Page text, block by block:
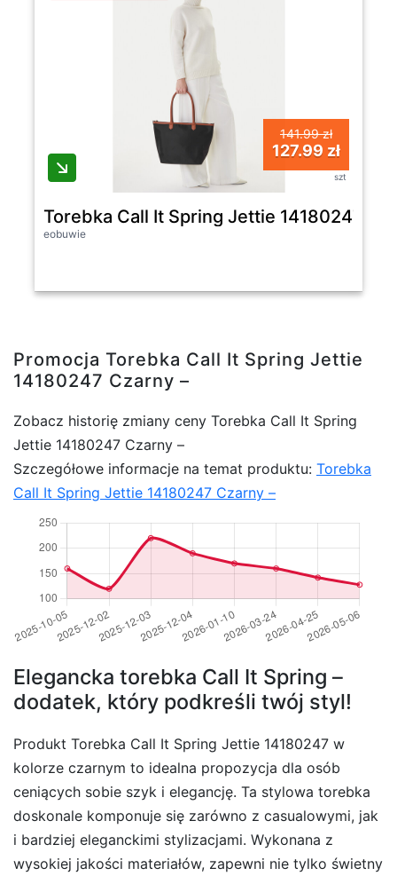
141.99 zł
127.99 zł
szt
Torebka Call It Spring Jettie 14180247
eobuwie
Promocja Torebka Call It Spring Jettie
14180247 Czarny –
Zobacz historię zmiany ceny Torebka Call It Spring
Jettie 14180247 Czarny –
Szczegółowe informacje na temat produktu: Torebka
Call It Spring Jettie 14180247 Czarny –
Elegancka torebka Call It Spring –
dodatek, który podkreśli twój styl!
Produkt Torebka Call It Spring Jettie 14180247 w
kolorze czarnym to idealna propozycja dla osób
ceniących sobie szyk i elegancję. Ta stylowa torebka
doskonale komponuje się zarówno z casualowymi, jak
i bardziej eleganckimi stylizacjami. Wykonana z
wysokiej jakości materiałów, zapewni nie tylko świetny